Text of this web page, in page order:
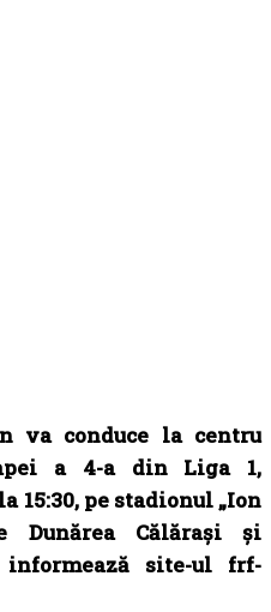
va conduce la centru
a 4-a din Liga 1,
15:30, pe stadionul „Ion
Dunărea Călărași și
informează site-ul frf-